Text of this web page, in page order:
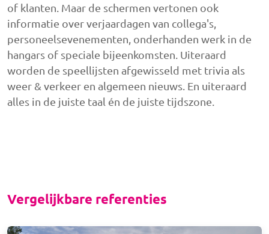
of klanten. Maar de schermen vertonen ook
informatie over verjaardagen van collega's,
personeelsevenementen, onderhanden werk in de
hangars of speciale bijeenkomsten. Uiteraard
worden de speellijsten afgewisseld met trivia als
weer & verkeer en algemeen nieuws. En uiteraard
alles in de juiste taal én de juiste tijdszone.
Vergelijkbare referenties